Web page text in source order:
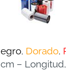
, Dorado,
–